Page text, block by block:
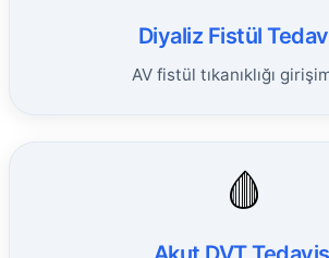
Diyaliz Fistül
AV fistül tıkanıklığı
🩸